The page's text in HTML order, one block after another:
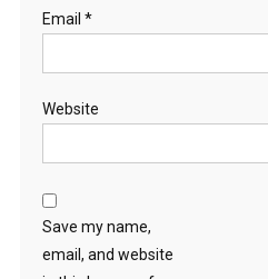
Email *
Website
Save my name,
email, and website